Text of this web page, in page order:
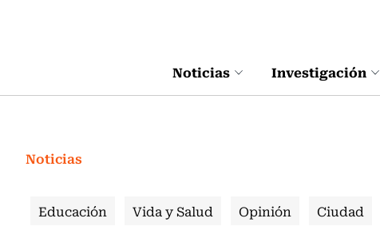
Noticias Investigación
Noticias
Educación Vida y Salud Opinión Ciudad